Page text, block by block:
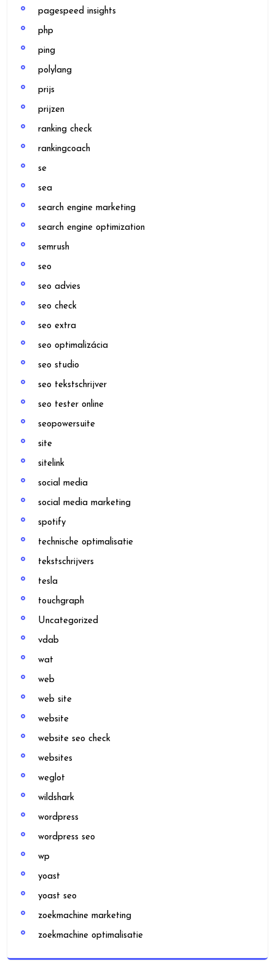
pagespeed insights
php
ping
polylang
prijs
prijzen
ranking check
rankingcoach
se
sea
search engine marketing
search engine optimization
semrush
seo
seo advies
seo check
seo extra
seo optimalizácia
seo studio
seo tekstschrijver
seo tester online
seopowersuite
site
sitelink
social media
social media marketing
spotify
technische optimalisatie
tekstschrijvers
tesla
touchgraph
Uncategorized
vdab
wat
web
web site
website
website seo check
websites
weglot
wildshark
wordpress
wordpress seo
wp
yoast
yoast seo
zoekmachine marketing
zoekmachine optimalisatie